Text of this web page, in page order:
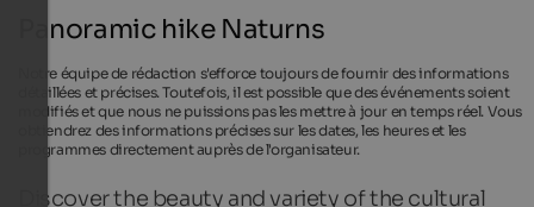
Panoramic hike Naturns
Notre équipe de rédaction s'efforce toujours de fournir des informations
détaillées et précises. Toutefois, il est possible que des événements soient
modifiés et que nous ne puissions pas les mettre à jour en temps réel. Vous
obtiendrez des informations précises sur les dates, les heures et les
programmes directement auprès de l'organisateur.
Discover the beauty and variety of the cultural